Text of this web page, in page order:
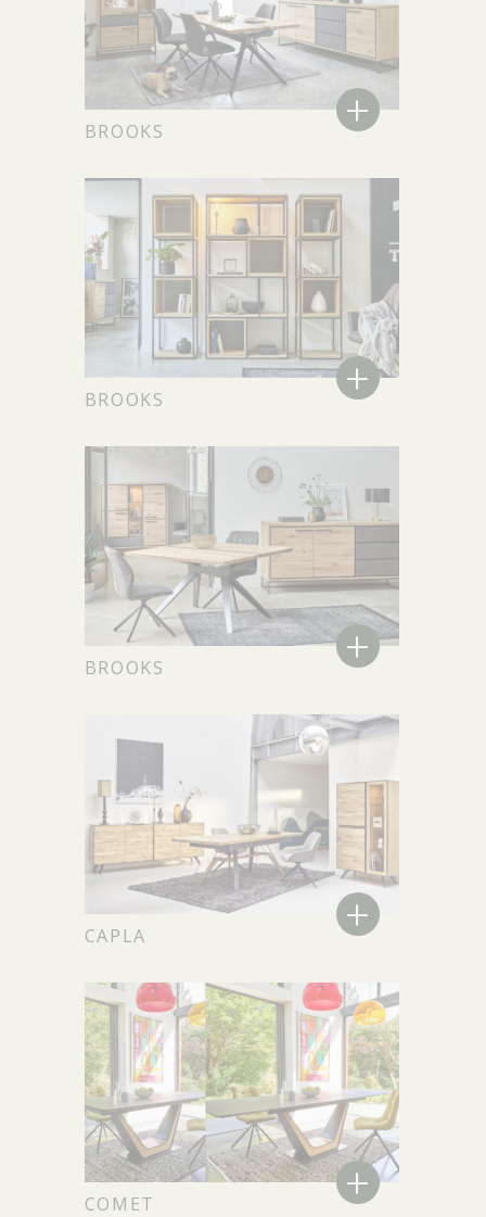
BROOKS +
BROOKS +
BROOKS +
CAPLA +
COMET +